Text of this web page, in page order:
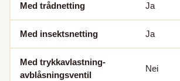
Med trådnetting Ja
Med insektsnetting Ja
Med trykkavlastning-
avblåsningsventil
Nei